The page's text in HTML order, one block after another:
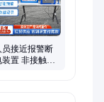
员接近报警断
装置 非接触式